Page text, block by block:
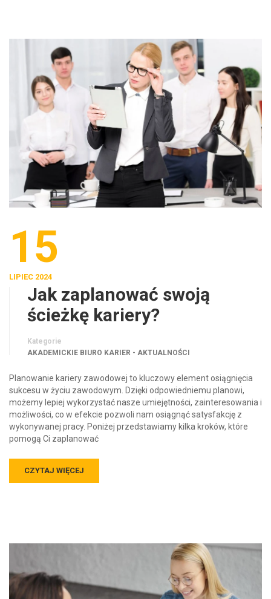
15
LIPIEC 2024
Jak zaplanować swoją
ścieżkę kariery?
Kategorie
AKADEMICKIE BIURO KARIER - AKTUALNOŚCI
Planowanie kariery zawodowej to kluczowy element osiągnięcia
sukcesu w życiu zawodowym. Dzięki odpowiedniemu planowi,
możemy lepiej wykorzystać nasze umiejętności, zainteresowania i
możliwości, co w efekcie pozwoli nam osiągnąć satysfakcję z
wykonywanej pracy. Poniżej przedstawiamy kilka kroków, które
pomogą Ci zaplanować
CZYTAJ WIĘCEJ